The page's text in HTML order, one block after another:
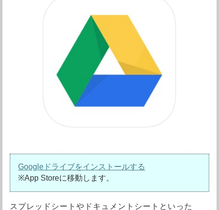
Googleドライブをインストールする
※App Storeに移動します。
スプレッドシートやドキュメントシートといった